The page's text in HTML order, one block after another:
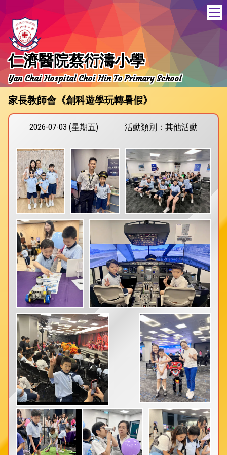
仁濟醫院蔡衍濤小學
Yan Chai Hospital Choi Hin To Primary School
家長教師會《創科遊學玩轉暑假》
2026-07-03 (星期五) 活動類別：其他活動